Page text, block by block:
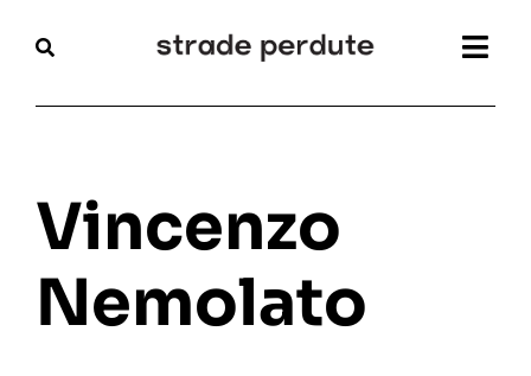
Magazine
Interviste
Vincenzo
Nemolato